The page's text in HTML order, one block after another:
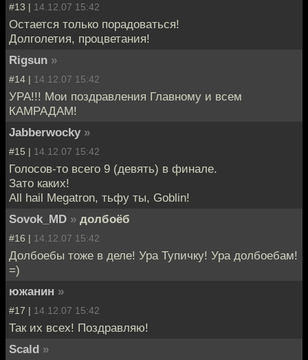
#13 | 14.12.07 15:42
Остается только порадоваться!
Долголетия, процветания!
Rigsun »
#14 | 14.12.07 15:42
УРА!!! Мои поздравления Главному и всем
КАМРАДАМ!
Jabberwocky »
#15 | 14.12.07 15:42
Голосов-то всего 9 (девять) в финале.
Зато каких!
All hail Megatron, тьфу ты, Goblin!
Sovok_MD » долбоёб
#16 | 14.12.07 15:42
Долбоебы тоже в деле! Ура Тупичку! Ура долбоебам!
=)
южанин »
#17 | 14.12.07 15:42
Так их всех! Поздравляю!
Scald »